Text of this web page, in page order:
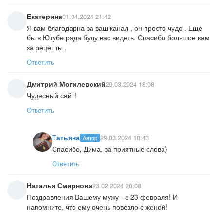
Екатерина01.04.2024 21:42
Я вам благодарна за ваш канал , он просто чудо . Ещё
бы в Ютубе рада буду вас видеть. Спасибо большое вам
за рецепты .
Ответить
Дмитрий Могилевский29.03.2024 18:08
Чудесный сайт!
Ответить
Татьяна Автор 29.03.2024 18:43
Спасибо, Дима, за приятные слова)
Ответить
Наталья Смирнова23.02.2024 20:08
Поздравления Вашему мужу - с 23 февраля! И
напомните, что ему очень повезло с женой!